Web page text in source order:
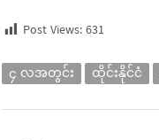
Post Views:631
၄ လအတွင်း ထိုင်းနိုင်ငံ